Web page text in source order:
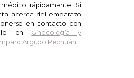
rápidamente. Si
acerca del embarazo
en contacto con
en Ginecología y
Argudo Pechuán